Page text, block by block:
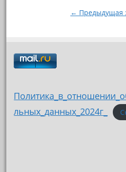
← Предыдущая
льных_данных_2024г_